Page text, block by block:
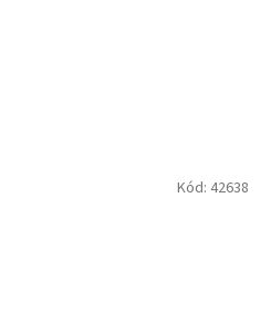
Kód: 42638